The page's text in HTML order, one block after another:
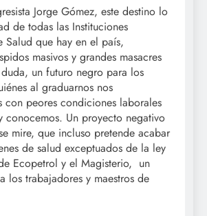
Jorge Gómez, este destino lo
de todas las Instituciones
Salud que hay en el país,
masivos y grandes masacres
un futuro negro para los
al graduarnos nos
con peores condiciones laborales
conocemos. Un proyecto negativo
mire, que incluso pretende acabar
de salud exceptuados de la ley
Ecopetrol y el Magisterio, un
los trabajadores y maestros de